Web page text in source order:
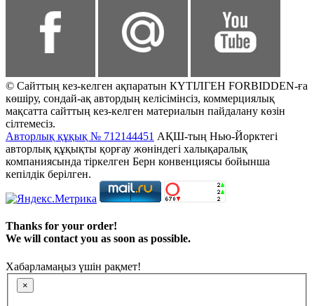
© Сайттың кез-келген ақпаратын КҮТІЛГЕН FORBIDDEN-ға
көшіру, сондай-ақ автордың келісімінсіз, коммерциялық
мақсатта сайттың кез-келген материалын пайдалану көзін
сілтемесіз.
Авторлық құқық № 712144451 АҚШ-тың Нью-Йорктегі
авторлық құқықты қорғау жөніндегі халықаралық
компаниясында тіркелген Берн конвенциясы бойынша
кепілдік берілген.
Thanks for your order!
We will contact you as soon as possible.
Хабарламаңыз үшін рақмет!
×